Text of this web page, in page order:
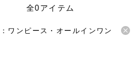
全0アイテム
ワンピース・オールインワン